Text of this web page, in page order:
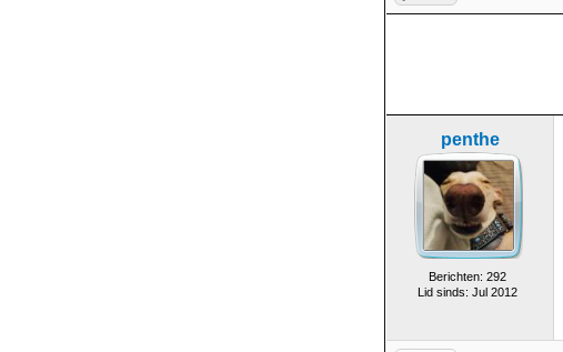
penthe
Berichten: 292
Lid sinds: Jul 2012